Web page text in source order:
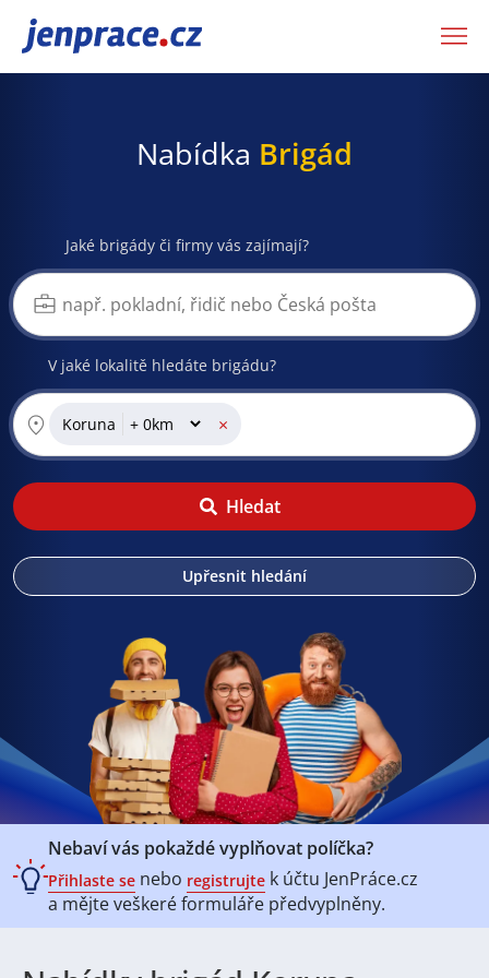
JenPráce.cz
Nabídka Brigád
Jaké brigády či firmy vás zajímají?
V jaké lokalitě hledáte brigádu?
Koruna ×
Hledat
Upřesnit hledání
Nebaví vás pokaždé vyplňovat políčka?
Přihlaste se nebo registrujte k účtu JenPráce.cz
a mějte veškeréformuláře předvyplněny.